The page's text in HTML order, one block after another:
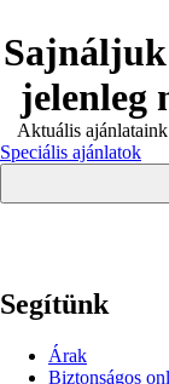
jelenleg
Aktuális
Speciális ajánlatok
Segítünk
Árak
Biztonságos